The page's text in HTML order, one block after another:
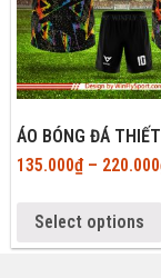
ÁO BÓNG ĐÁ
135.000₫– 220.000
Select options